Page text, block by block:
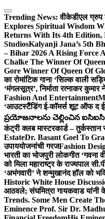
Skip
to
content
Trending News: वीकेडीएल ग्रुप
Explores Spiritual Wisdom
Returns With Its 4th Edition,
StudiosKalyanji Jana’s 5th
– Bihar 2026 A Rising Force
Chalke The Winner Of
Gore Winner Of Queen Of
का रोमांटिक गाना ‘सिल्क वाली
‘मंगलसूत्र’, निर्माता रत्नाकर कुमार
Fashion And Entertainment
‘आउटस्टैंडिंग ई-कॉमर्स शूट ऑफ द
ప్రయోజనాలను చెల్లించిన
कंट्री क्लब मास्टरकार्ड –
EstateDr. Basant Goel To
उपाययोजनांची गरजFashion
भारती का भोजपुरी लोकगीत
को मिला महाराष्ट्र के राज्यपाल
‘अभंगवारी’ ने शन्मुखानंद हॉल को
Historic White House
आठवले; संघमित्रा गायकवाड यांनी
Trends. Some Men Create
Eminence Prof. Sir Dr.